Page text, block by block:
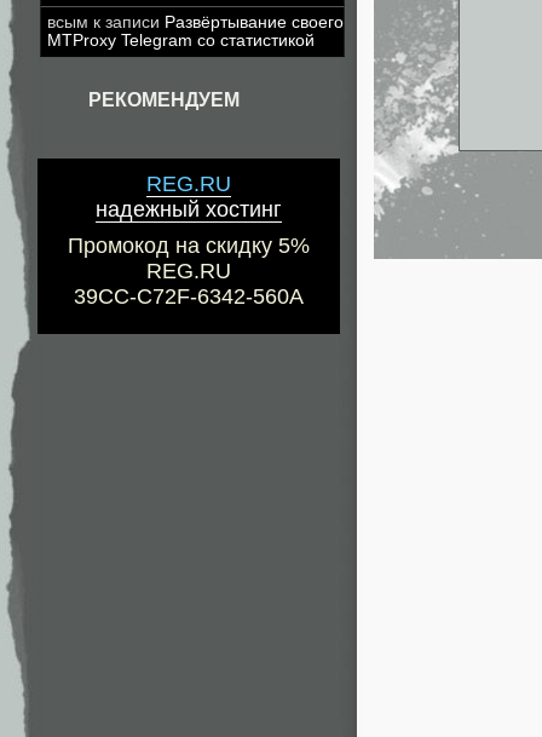
всым к записи Развёртывание своего
MTProxy Telegram со статистикой
РЕКОМЕНДУЕМ
REG.RU
надежный хостинг
Промокод на скидку 5%
REG.RU
39CC-C72F-6342-560A